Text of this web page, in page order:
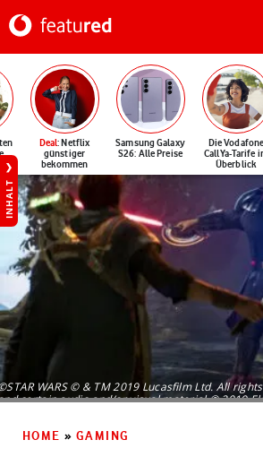
Deal: Netflix
günstiger
bekommen
Samsung Galaxy
S26: Alle Preise
Die
CallYa-Tarife
Überblick
INHALT
WARS © & TM 2019 Lucasfilm Ltd. All
certain audio and/or visual material © 2019
HOME » GAMING